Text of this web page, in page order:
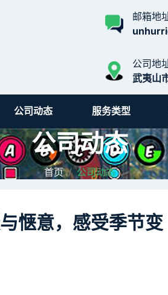
邮箱地
公司地
武夷山
公司动态 服务类型
公司动态
首页 公司动态
惬意，感受季节变